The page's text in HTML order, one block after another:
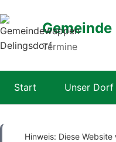
Termine
Start Unser Dorf
Hinweis: Diese